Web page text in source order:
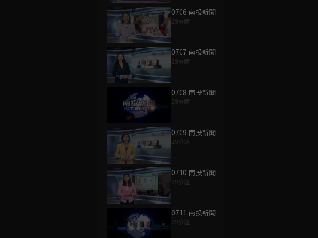
0706 南投新聞
29分鐘
0707 南投新聞
29分鐘
0708 南投新聞
29分鐘
0709 南投新聞
29分鐘
0710 南投新聞
29分鐘
0711 南投新聞
29分鐘